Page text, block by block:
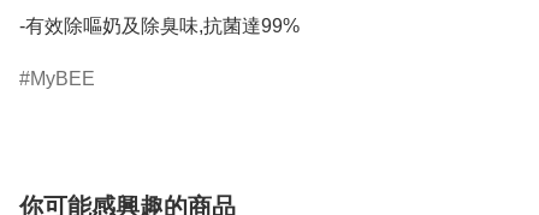
-有效除嘔奶及除臭味,抗菌達99%
MyBEE
你可能感興趣的商品